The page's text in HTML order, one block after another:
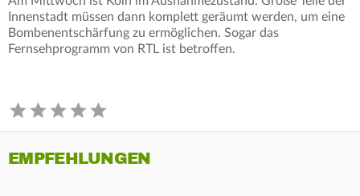
Innenstadt müssen dann komplett geräumt werden, um eine
Bombenentschärfung zu ermöglichen. Sogar das
Fernsehprogramm von RTL ist betroffen.
EMPFEHLUNGEN